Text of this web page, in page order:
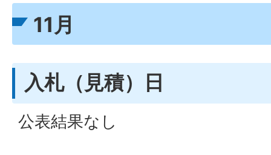
11月
入札（見積）日
公表結果なし